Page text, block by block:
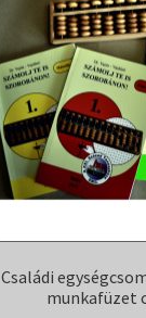
Családi
munkafüzet